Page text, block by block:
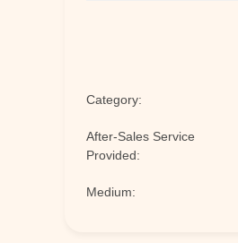
Category:
After-Sales Service
Provided:
Medium: